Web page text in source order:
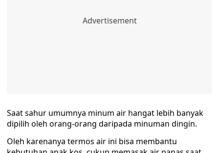
Saat sahur umumnya minum air hangat lebih banyak
dipilih oleh orang-orang daripada minuman dingin.
Oleh karenanya termos air ini bisa membantu